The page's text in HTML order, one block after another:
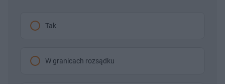
Tak
W granicach rozsądku